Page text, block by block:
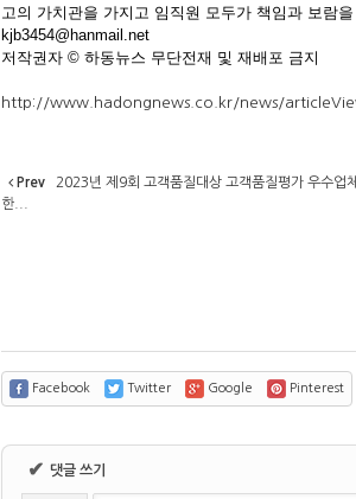
고의 가치관을 가지고 임직원 모두가 책임과 보람
kjb3454@hanmail.net
저작권자 © 하동뉴스 무단전재 및 재배포 금지
http://www.hadongnews.co.kr/news/
Prev
2023년 제9회 고객품질대상 고객품질평가 우수업
한...
Facebook Twitter Google Pinterest
✔ 댓글 쓰기